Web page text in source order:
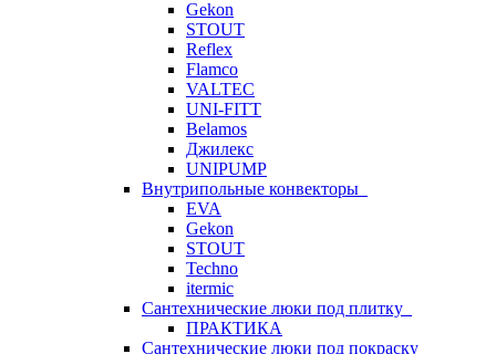
Gekon
STOUT
Reflex
Flamco
VALTEC
UNI-FITT
Belamos
Джилекс
UNIPUMP
Внутрипольные конвекторы
EVA
Gekon
STOUT
Techno
itermic
Сантехнические люки под плитку
ПРАКТИКА
Сантехнические люки под покраску